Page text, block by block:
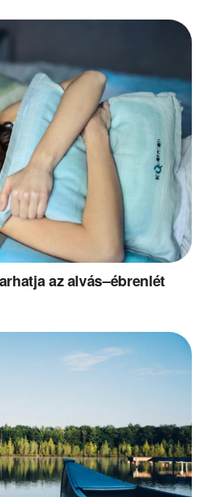
az alvás–ébrenlét